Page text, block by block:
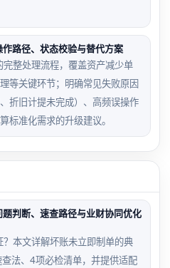
路径、状态校验与替代方案
整处理流程，覆盖资产减少单
等关键环节；明确常见失败原因
折旧计提未完成）、高频误操作
标准化需求的升级建议。
判断、速查路径与业财协同优化
本文详解坏账未立即制单的典
法、4项必检清单，并提供适配